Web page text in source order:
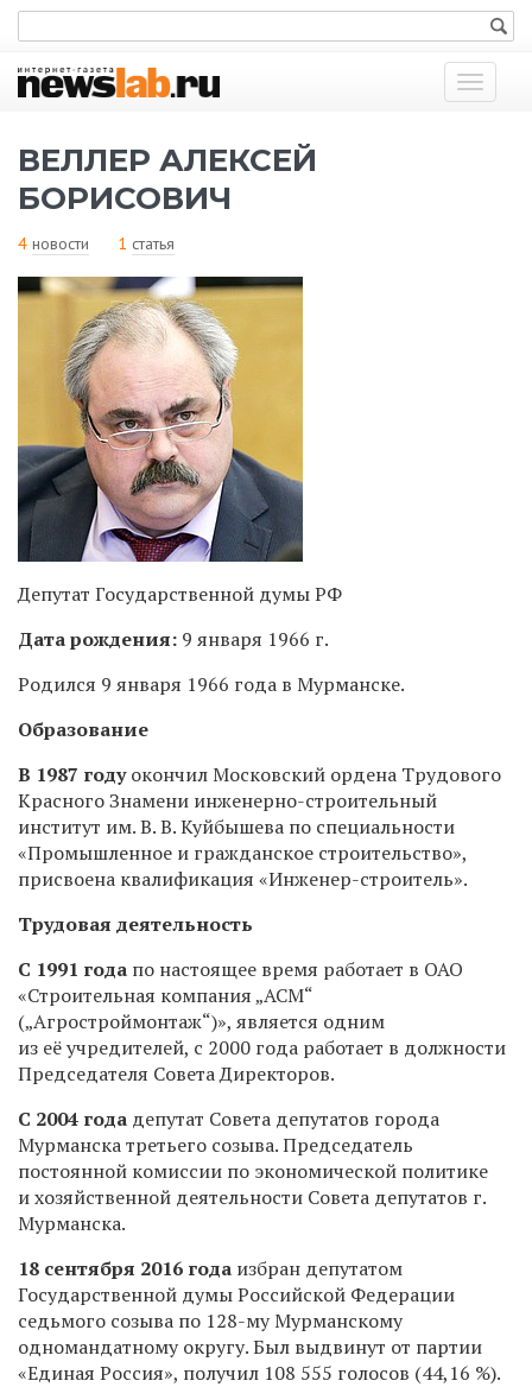
Показать
меню
ВЕЛЛЕР АЛЕКСЕЙ
БОРИСОВИЧ
4 новости 1 статья
Депутат Государственной думы РФ
Дата рождения: 9 января 1966 г.
Родился 9 января 1966 года в Мурманске.
Образование
В 1987 году окончил Московский ордена Трудового
Красного Знамени инженерно-строительный
институт им. В. В. Куйбышева по специальности
«Промышленное и гражданское строительство»,
присвоена квалификация «Инженер-строитель».
Трудовая деятельность
С 1991 года по настоящее время работает в ОАО
«Строительная компания „АСМ“
(„Агростроймонтаж“)», является одним
из её учредителей, с 2000 года работает в должности
Председателя Совета Директоров.
С 2004 года депутат Совета депутатов города
Мурманска третьего созыва. Председатель
постоянной комиссии по экономической политике
и хозяйственной деятельности Совета депутатов г.
Мурманска.
18 сентября 2016 года избран депутатом
Государственной думы Российской Федерации
седьмого созыва по 128-му Мурманскому
одномандатному округу. Был выдвинут от партии
«Единая Россия», получил 108 555 голосов (44,16 %).